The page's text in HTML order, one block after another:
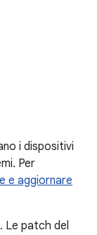
i dispositivi
Per
e aggiornare
Le patch del